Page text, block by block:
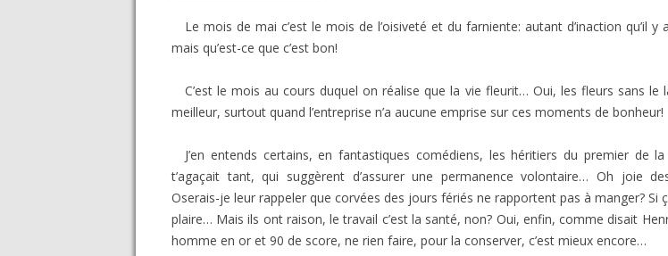
Le mois de mai c’est le mois de l’oisiveté et du farniente: autant d’inaction qu’il y
mais qu’est-ce que c’est bon!
C’est le mois au cours duquel on réalise que la vie fleurit… Oui, les fleurs sans le
meilleur, surtout quand l’entreprise n’a aucune emprise sur ces moments de bonheur!
J’en entends certains, en fantastiques comédiens, les héritiers du premier de
t’agaçait tant, qui suggèrent d’assurer une permanence volontaire… Oh joie
Oserais-je leur rappeler que corvées des jours fériés ne rapportent pas à manger? Si
plaire… Mais ils ont raison, le travail c’est la santé, non? Oui, enfin, comme disait
homme en or et 90 de score, ne rien faire, pour la conserver, c’est mieux encore…